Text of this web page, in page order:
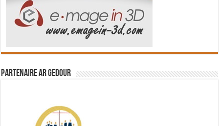
Partenaire Ar Gedour